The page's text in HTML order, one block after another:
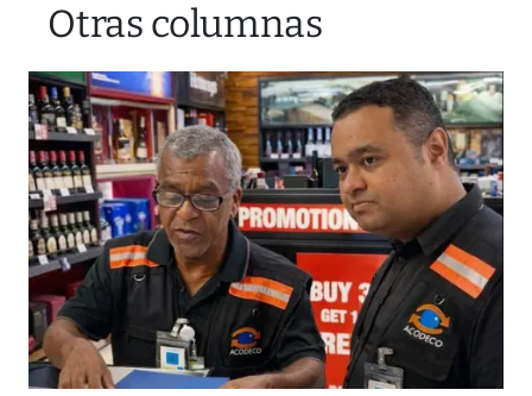
Otras columnas